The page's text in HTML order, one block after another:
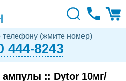
телефону (жмите номер)
444-8243
ампулы :: Dytor 10мг/